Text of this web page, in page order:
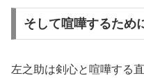
そして喧嘩するため
左之助は剣心と喧嘩する